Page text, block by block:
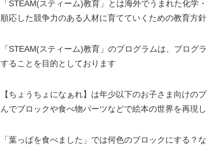
「STEAM(スティーム)教育」とは海外でうまれた化
順応した競争力のある人材に育てていくための教育方
「STEAM(スティーム)教育」のプログラムは、プロ
することを目的としております
【ちょうちょになぁれ】は年少以下のお子さま向け
んでブロックや食べ物パーツなどで絵本の世界を再現
「葉っぱを食べました」では何色のブロックにする？